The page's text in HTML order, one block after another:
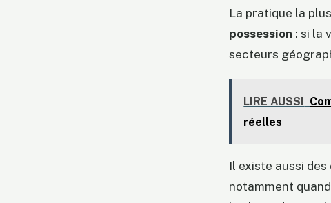
La pratique la
possession : si la
secteurs
LIRE AUSSI
réelles
Il existe aussi
notamment